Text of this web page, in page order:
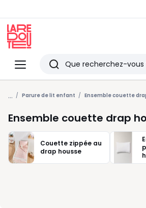
Menu
Redoute
Rechercher
Derniers
articles
vus
... Parure de lit enfant Ensemble couette
Ensemble couette drap
Couette zippée au
drap housse